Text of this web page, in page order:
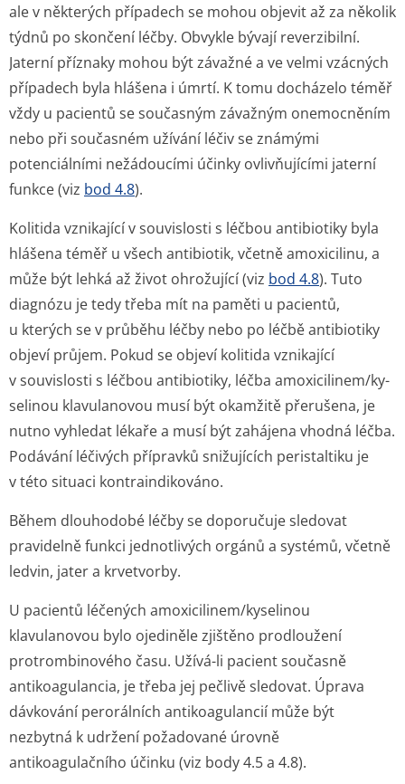
ale v některých případech se mohou objevit až za několik
týdnů po skončení léčby. Obvykle bývají reverzibilní.
Jaterní příznaky mohou být závažné a ve velmi vzácných
případech byla hlášena i úmrtí. K tomu docházelo téměř
vždy u pacientů se současným závažným onemocněním
nebo při současném užívání léčiv se známými
potenciálními nežádoucími účinky ovlivňujícími jaterní
funkce (viz bod 4.8).
Kolitida vznikající v souvislosti s léčbou antibiotiky byla
hlášena téměř u všech antibiotik, včetně amoxicilinu, a
může být lehká až život ohrožující (viz bod 4.8). Tuto
diagnózu je tedy třeba mít na paměti u pacientů,
u kterých se v průběhu léčby nebo po léčbě antibiotiky
objeví průjem. Pokud se objeví kolitida vznikající
v souvislosti s léčbou antibiotiky, léčba amoxicilinem/ky­
selinou klavulanovou musí být okamžitě přerušena, je
nutno vyhledat lékaře a musí být zahájena vhodná léčba.
Podávání léčivých přípravků snižujících peristaltiku je
v této situaci kontraindikováno.
Během dlouhodobé léčby se doporučuje sledovat
pravidelně funkci jednotlivých orgánů a systémů, včetně
ledvin, jater a krvetvorby.
U pacientů léčených amoxicilinem/ky­selinou
klavulanovou bylo ojediněle zjištěno prodloužení
protrombinového času. Užívá-li pacient současně
antikoagulancia, je třeba jej pečlivě sledovat. Úprava
dávkování perorálních antikoagulancií může být
nezbytná k udržení požadované úrovně
antikoagulačního účinku (viz body 4.5 a 4.8).